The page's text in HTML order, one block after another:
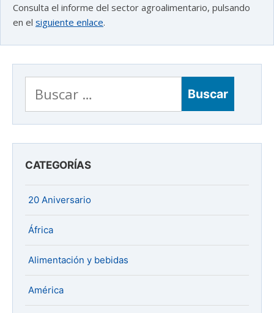
Consulta el informe del sector agroalimentario, pulsando
en el siguiente enlace.
Buscar:
CATEGORÍAS
20 Aniversario
África
Alimentación y bebidas
América